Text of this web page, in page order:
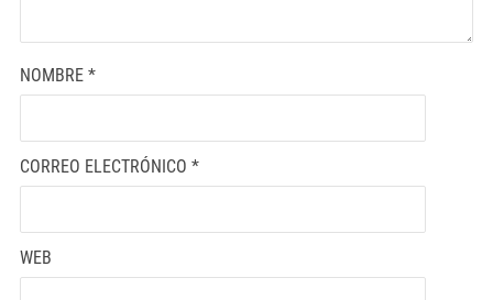
NOMBRE *
CORREO ELECTRÓNICO *
WEB